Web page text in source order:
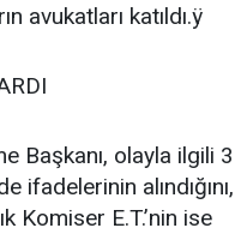
avukatları katıldı.ÿ
Başkanı, olayla ilgili 3
ifadelerinin alındığını,
Komiser E.T.’nin ise